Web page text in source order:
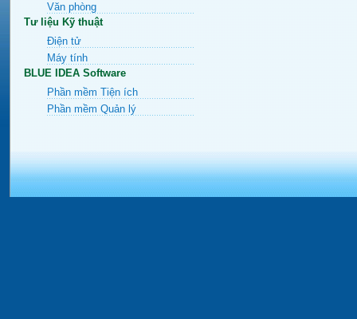
Văn phòng
Tư liệu Kỹ thuật
Điện tử
Máy tính
BLUE IDEA Software
Phần mềm Tiện ích
Phần mềm Quản lý